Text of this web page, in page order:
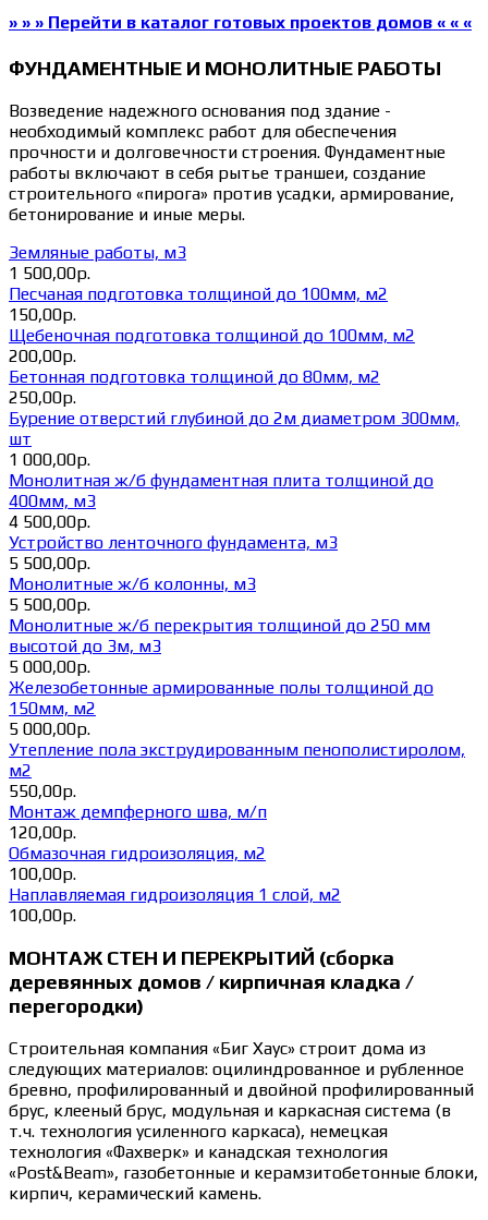
» » » Перейти в каталог готовых проектов домов « « «
ФУНДАМЕНТНЫЕ И МОНОЛИТНЫЕ РАБОТЫ
Возведение надежного основания под здание -
необходимый комплекс работ для обеспечения
прочности и долговечности строения. Фундаментные
работы включают в себя рытье траншеи, создание
строительного «пирога» против усадки, армирование,
бетонирование и иные меры.
Земляные работы, м3
1 500,00р.
Песчаная подготовка толщиной до 100мм, м2
150,00р.
Щебеночная подготовка толщиной до 100мм, м2
200,00р.
Бетонная подготовка толщиной до 80мм, м2
250,00р.
Бурение отверстий глубиной до 2м диаметром 300мм,
шт
1 000,00р.
Монолитная ж/б фундаментная плита толщиной до
400мм, м3
4 500,00р.
Устройство ленточного фундамента, м3
5 500,00р.
Монолитные ж/б колонны, м3
5 500,00р.
Монолитные ж/б перекрытия толщиной до 250 мм
высотой до 3м, м3
5 000,00р.
Железобетонные армированные полы толщиной до
150мм, м2
5 000,00р.
Утепление пола экструдированным пенополистиролом,
м2
550,00р.
Монтаж демпферного шва, м/п
120,00р.
Обмазочная гидроизоляция, м2
100,00р.
Наплавляемая гидроизоляция 1 слой, м2
100,00р.
МОНТАЖ СТЕН И ПЕРЕКРЫТИЙ (сборка
деревянных домов / кирпичная кладка /
перегородки)
Строительная компания «Биг Хаус» строит дома из
следующих материалов: оцилиндрованное и рубленное
бревно, профилированный и двойной профилированный
брус, клееный брус, модульная и каркасная система (в
т.ч. технология усиленного каркаса), немецкая
технология «Фахверк» и канадская технология
«Post&Beam», газобетонные и керамзитобетонные блоки,
кирпич, керамический камень.